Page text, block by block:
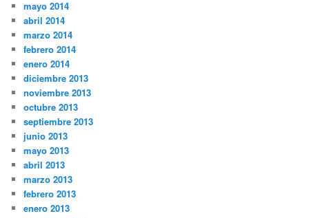
mayo 2014
abril 2014
marzo 2014
febrero 2014
enero 2014
diciembre 2013
noviembre 2013
octubre 2013
septiembre 2013
junio 2013
mayo 2013
abril 2013
marzo 2013
febrero 2013
enero 2013